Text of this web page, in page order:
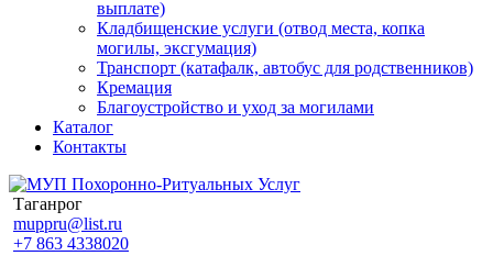
выплате)
Кладбищенские услуги (отвод места, копка
могилы, эксгумация)
Транспорт (катафалк, автобус для родственников)
Кремация
Благоустройство и уход за могилами
Каталог
Контакты
Таганрог
muppru@list.ru
+7 863 4338020